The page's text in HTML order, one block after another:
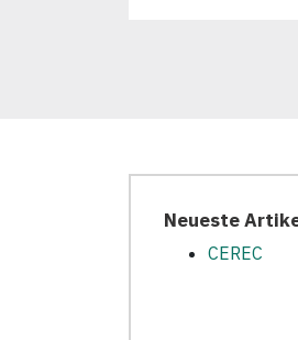
Neueste
CEREC